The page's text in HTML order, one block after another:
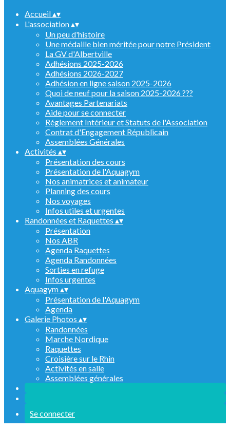
Accueil▴▾
L'association▴▾
Un peu d'histoire
Une médaille bien méritée pour notre Président
La GV d'Albertville
Adhésions 2025-2026
Adhésions 2026-2027
Adhésion en ligne saison 2025-2026
Quoi de neuf pour la saison 2025-2026 ???
Avantages Partenariats
Aide pour se connecter
Réglement Intérieur et Statuts de l'Association
Contrat d'Engagement Républicain
Assemblées Générales
Activités ▴▾
Présentation des cours
Présentation de l'Aquagym
Nos animatrices et animateur
Planning des cours
Nos voyages
Infos utiles et urgentes
Randonnées et Raquettes ▴▾
Présentation
Nos ABR
Agenda Raquettes
Agenda Randonnées
Sorties en refuge
Infos urgentes
Aquagym▴▾
Présentation de l'Aquagym
Agenda
Galerie Photos ▴▾
Randonnées
Marche Nordique
Raquettes
Croisière sur le Rhin
Activités en salle
Assemblées générales
Se connecter